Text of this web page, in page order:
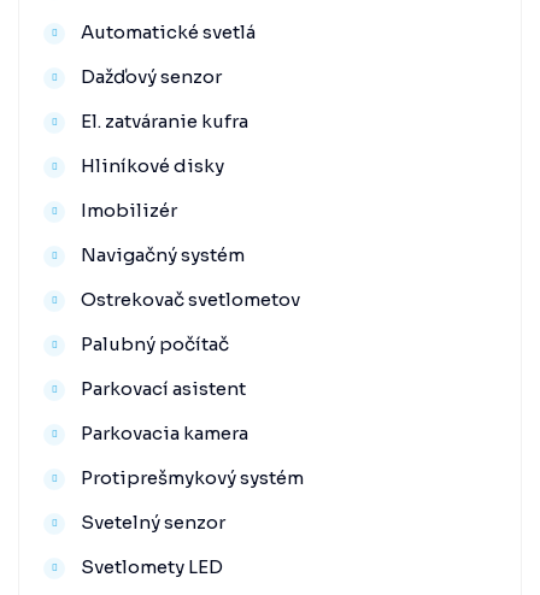
Automatické svetlá
Dažďový senzor
El. zatváranie kufra
Hliníkové disky
Imobilizér
Navigačný systém
Ostrekovač svetlometov
Palubný počítač
Parkovací asistent
Parkovacia kamera
Protiprešmykový systém
Svetelný senzor
Svetlomety LED